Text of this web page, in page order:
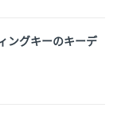
ングキーのキーデ